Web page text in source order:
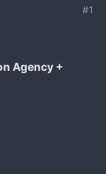
#1
Agency +